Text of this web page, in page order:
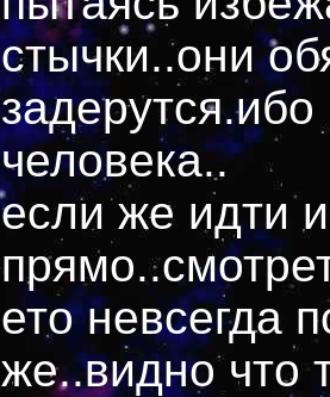
стычки..они
человека..
если же идти
ето невсегда
же..видно что